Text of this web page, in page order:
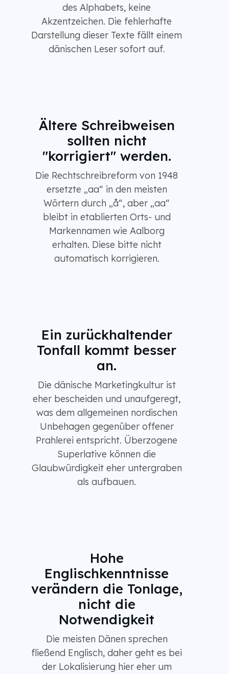
des Alphabets, keine
Akzentzeichen. Die fehlerhafte
Darstellung dieser Texte fällt einem
dänischen Leser sofort auf.
Ältere Schreibweisen
sollten nicht
"korrigiert" werden.
Die Rechtschreibreform von 1948
ersetzte „aa“ in den meisten
Wörtern durch „å“, aber „aa“
bleibt in etablierten Orts- und
Markennamen wie Aalborg
erhalten. Diese bitte nicht
automatisch korrigieren.
Ein zurückhaltender
Tonfall kommt besser
an.
Die dänische Marketingkultur ist
eher bescheiden und unaufgeregt,
was dem allgemeinen nordischen
Unbehagen gegenüber offener
Prahlerei entspricht. Überzogene
Superlative können die
Glaubwürdigkeit eher untergraben
als aufbauen.
Hohe
Englischkenntnisse
verändern die Tonlage,
nicht die
Notwendigkeit
Die meisten Dänen sprechen
fließend Englisch, daher geht es bei
der Lokalisierung hier eher um